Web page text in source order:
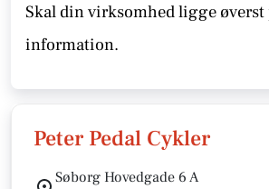
Skal din virksomhed ligge
information.
Peter Pedal Cykler
Søborg Hovedgade 6 A